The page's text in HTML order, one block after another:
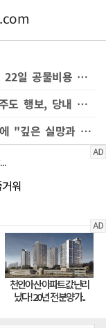
다카이치, 21일 야스쿠니 공물봉납 이어 22일 공물비용 추가 헌정
日다카이치 취임 6개월…"고독한 관저 주도 행보, 당내 불만"
외교부, 日다카이치 야스쿠니 공물 봉납에 "깊은 실망과 유감"